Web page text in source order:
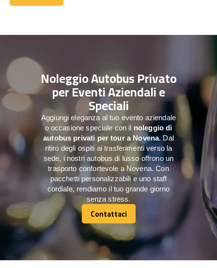
Contattaci
Noleggio Autobus Privato
per Eventi Aziendali e
Speciali
Aggiungi eleganza al tuo evento aziendale
o occasione speciale con il noleggio di
autobus privati per tour a Novena. Dal
ritiro degli ospiti ai trasferimenti verso la
sede, i nostri autobus di lusso offrono un
trasporto confortevole a Novena. Con
pacchetti personalizzabili e uno staff
cordiale, rendiamo il tuo grande giorno
senza stress.
Contattaci
Contattaci